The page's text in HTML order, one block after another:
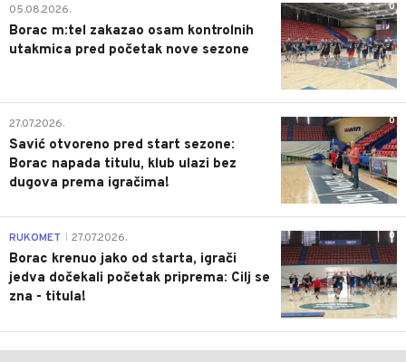
0
05.08.2026.
Borac m:tel zakazao osam kontrolnih
utakmica pred početak nove sezone
0
27.07.2026.
Savić otvoreno pred start sezone:
Borac napada titulu, klub ulazi bez
dugova prema igračima!
0
RUKOMET 27.07.2026.
Borac krenuo jako od starta, igrači
jedva dočekali početak priprema: Cilj se
zna - titula!